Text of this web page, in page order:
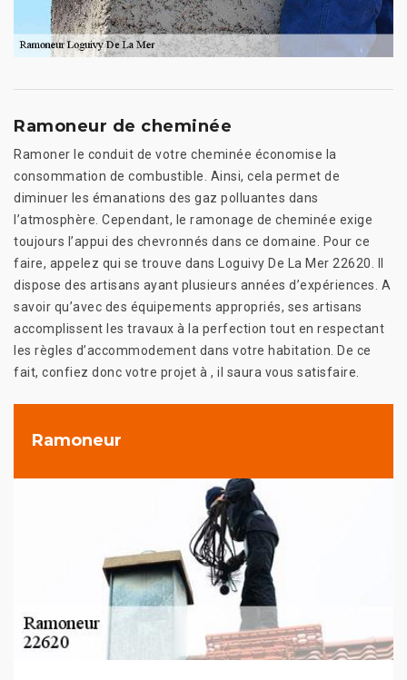
Ramoneur de cheminée
Ramoner le conduit de votre cheminée économise la
consommation de combustible. Ainsi, cela permet de
diminuer les émanations des gaz polluantes dans
l’atmosphère. Cependant, le ramonage de cheminée exige
toujours l’appui des chevronnés dans ce domaine. Pour ce
faire, appelez qui se trouve dans Loguivy De La Mer 22620. Il
dispose des artisans ayant plusieurs années d’expériences. A
savoir qu’avec des équipements appropriés, ses artisans
accomplissent les travaux à la perfection tout en respectant
les règles d’accommodement dans votre habitation. De ce
fait, confiez donc votre projet à , il saura vous satisfaire.
Ramoneur